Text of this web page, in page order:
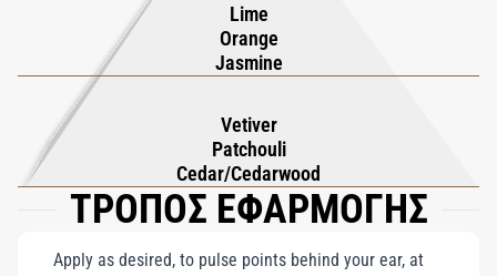
από ζωηρό λάιμ, λεπτό γιασεμί και την απαλή γοητεία του
άνθους πορτοκαλιάς, δημιουργώντας μια συμφωνία
πολυπλοκότητας και βάθους. Η βάση παραμένει για πολύ καιρό
μετά με το γήινο πατσουλί, τη ζεστασιά του πλούσιου κέδρου
και το εξωτικό άρωμα του βέτιβερ Αϊτής, αφήνοντας ένα
αξέχαστο ίχνος. Το Hacivat X προορίζεται να μαγέψει τους
λάτρεις των αρωμάτων, προσφέροντας μια πολυτελή εμπειρία
που είναι ταυτόχρονα διαχρονική και ακαταμάχητα μοντέρνα.
Lime
Orange
Jasmine
Vetiver
Patchouli
Cedar/Cedarwood
ΤΡΟΠΟΣ ΕΦΑΡΜΟΓΗΣ
Apply as desired, to pulse points behind your ear, at